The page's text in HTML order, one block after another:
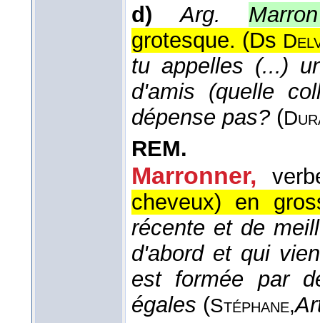
d)
Arg.
grotesque. (Ds
tu appelles (...)
d'amis (quelle
dépense pas?(
REM.
Marronner,
cheveux) en
récente et de
d'abord et qui
est formée par
égales (Stéphane,